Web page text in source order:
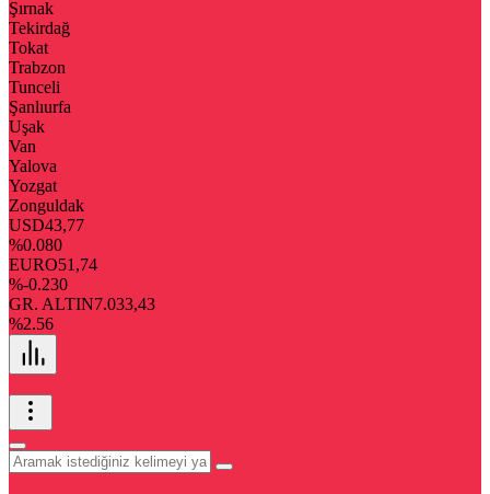
Şırnak
Tekirdağ
Tokat
Trabzon
Tunceli
Şanlıurfa
Uşak
Van
Yalova
Yozgat
Zonguldak
USD43,77
%0.080
EURO51,74
%-0.230
GR. ALTIN7.033,43
%2.56